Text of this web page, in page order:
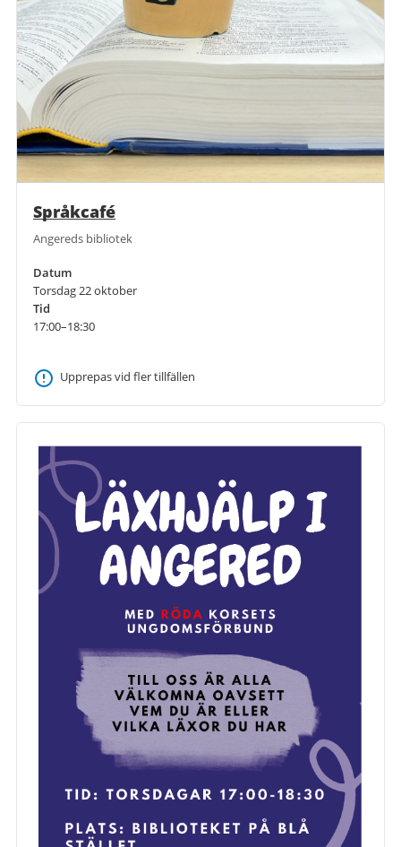
Språkcafé
Angereds bibliotek
Datum
Torsdag 22 oktober
Tid
17:00–18:30
Upprepas vid fler tillfällen